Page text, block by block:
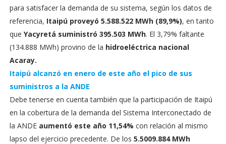
para satisfacer la demanda de su sistema, según los datos de
referencia, Itaipú proveyó 5.588.522 MWh (89,9%), en tanto
que Yacyretá suministró 395.503 MWh. El 3,79% faltante
(134.888 MWh) provino de la hidroeléctrica nacional
Acaray.
Itaipú alcanzó en enero de este año el pico de sus
suministros a la ANDE
Debe tenerse en cuenta también que la participación de Itaipú
en la cobertura de la demanda del Sistema Interconectado de
la ANDE aumentó este año 11,54% con relación al mismo
lapso del ejercicio precedente. De los 5.5009.884 MWh